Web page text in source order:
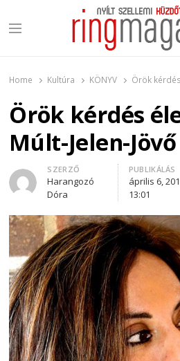
Menu
Home Kultúra KÖNYV Örök
Örök kérdés
Múlt-Jelen-Jövő
Author
SZERZŐ
Harangozó
Dóra
PUBLIKÁLÁS
április 6,
13:01